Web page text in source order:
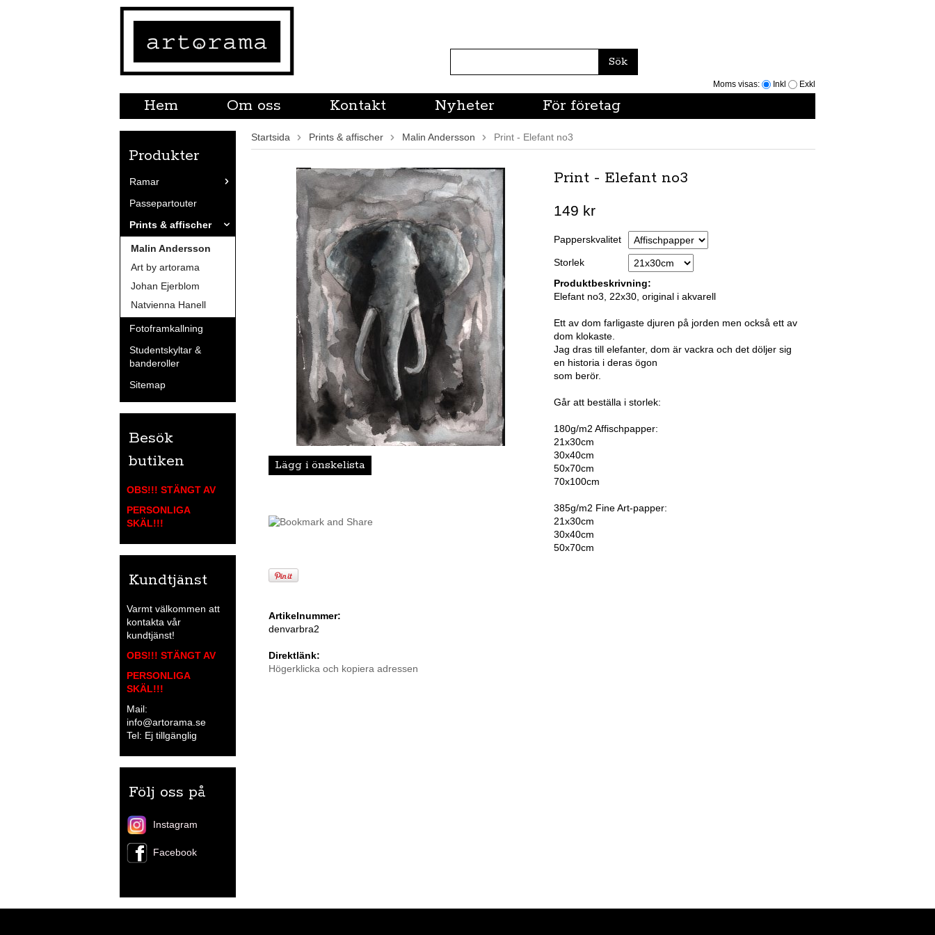
Sök
Moms visas: Inkl Exkl
Hem Om oss Kontakt Nyheter För företag
Produkter
Ramar
Passepartouter
Prints & affischer
Malin Andersson
Art by artorama
Johan Ejerblom
Natvienna Hanell
Fotoframkallning
Studentskyltar &
banderoller
Sitemap
Besök
butiken
OBS!!! STÄNGT AV
PERSONLIGA
SKÄL!!!
Kundtjänst
Varmt välkommen att
kontakta vår
kundtjänst!
OBS!!! STÄNGT AV
PERSONLIGA
SKÄL!!!
Mail:
info@artorama.se
Tel: Ej tillgänglig
Följ oss på
Instagram
Facebook
Startsida Prints & affischer Malin Andersson Print - Elefant no3
Lägg i önskelista
Artikelnummer:
denvarbra2
Direktlänk:
Högerklicka och kopiera adressen
Print - Elefant no3
149 kr
Papperskvalitet
Storlek
Produktbeskrivning:
Elefant no3, 22x30, original i akvarell
Ett av dom farligaste djuren på jorden men också ett av
dom klokaste.
Jag dras till elefanter, dom är vackra och det döljer sig
en historia i deras ögon
som berör.
Går att beställa i storlek:
180g/m2 Affischpapper:
21x30cm
30x40cm
50x70cm
70x100cm
385g/m2 Fine Art-papper:
21x30cm
30x40cm
50x70cm